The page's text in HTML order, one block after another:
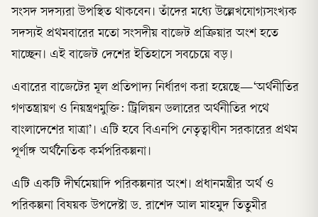
সংসদ সদস্যরা উপস্থিত থাকবেন। তাঁদের মধ্যে উল্লেখযোগ্যসংখ্যক
সদস্যই প্রথমবারের মতো সংসদীয় বাজেট প্রক্রিয়ার অংশ হতে
যাচ্ছেন। এই বাজেট দেশের ইতিহাসে সবচেয়ে বড়।
এবারের বাজেটের মূল প্রতিপাদ্য নির্ধারণ করা হয়েছে—‘অর্থনীতির
গণতন্ত্রায়ণ ও নিয়ন্ত্রণমুক্তি: ট্রিলিয়ন ডলারের অর্থনীতির পথে
বাংলাদেশের যাত্রা’। এটি হবে বিএনপি নেতৃত্বাধীন সরকারের প্রথম
পূর্ণাঙ্গ অর্থনৈতিক কর্মপরিকল্পনা।
এটি একটি দীর্ঘমেয়াদি পরিকল্পনার অংশ। প্রধানমন্ত্রীর অর্থ ও
পরিকল্পনা বিষয়ক উপদেষ্টা ড. রাশেদ আল মাহমুদ তিতুমীর